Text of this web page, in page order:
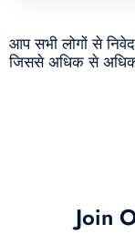
आप सभी लोगों से
जिससे अधिक से अधिक
Join